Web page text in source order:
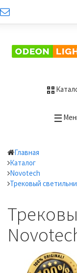
Главная
Каталог
Novotech
Трековый